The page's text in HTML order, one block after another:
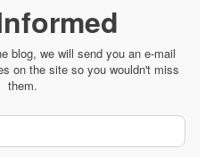
blog, we will send you an e-mail
on the site so you wouldn't miss
them.